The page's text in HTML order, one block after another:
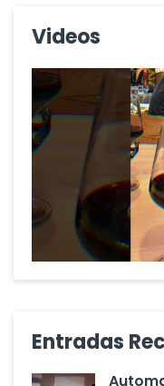
Videos
Entradas